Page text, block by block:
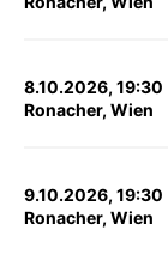
8.10.2026, 19:30
Ronacher, Wien
9.10.2026, 19:30
Ronacher, Wien